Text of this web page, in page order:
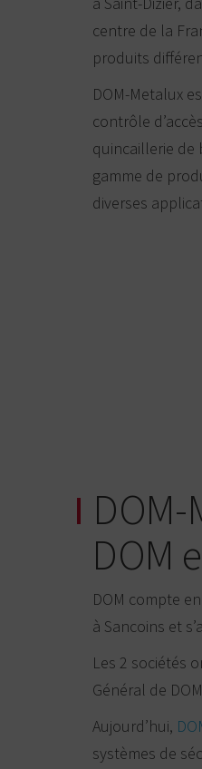
centre de la
produits
DOM-Metalux
contrôle
quincaillerie de
gamme de
diverses
DOM
DOM compte
à Sancoins et
Les 2 sociétés
Général de
Aujourd’hui,
systèmes de